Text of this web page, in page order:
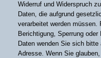
Widerruf und Widerspruch
Daten, die aufgrund
verarbeitet werden müssen.
Berichtigung, Sperrung
Daten wenden Sie sich
Adresse. Wenn Sie